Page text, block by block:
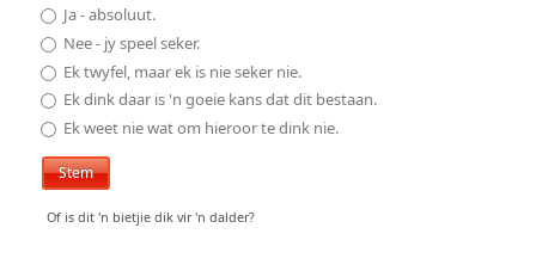
Ja - absoluut.
Nee - jy speel seker.
Ek twyfel, maar ek is nie seker nie.
Ek dink daar is 'n goeie kans dat dit bestaan.
Ek weet nie wat om hieroor te dink nie.
Of is dit 'n bietjie dik vir 'n dalder?